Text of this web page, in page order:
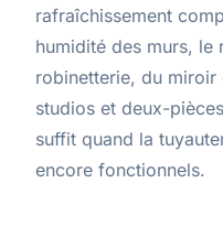
rafraîchissement
humidité des murs, le
robinetterie, du miroir
studios et deux-
suffit quand la
encore fonctionnels.